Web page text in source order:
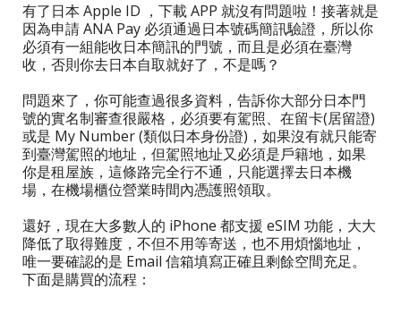
有了日本 Apple ID ，下載 APP 就沒有問題啦！接著就是
因為申請 ANA Pay 必須通過日本號碼簡訊驗證，所以你
必須有一組能收日本簡訊的門號，而且是必須在臺灣
收，否則你去日本自取就好了，不是嗎？
問題來了，你可能查過很多資料，告訴你大部分日本門
號的實名制審查很嚴格，必須要有駕照、在留卡(居留證)
或是 My Number (類似日本身份證)，如果沒有就只能寄
到臺灣駕照的地址，但駕照地址又必須是戶籍地，如果
你是租屋族，這條路完全行不通，只能選擇去日本機
場，在機場櫃位營業時間內憑護照領取。
還好，現在大多數人的 iPhone 都支援 eSIM 功能，大大
降低了取得難度，不但不用等寄送，也不用煩惱地址，
唯一要確認的是 Email 信箱填寫正確且剩餘空間充足。
下面是購買的流程：